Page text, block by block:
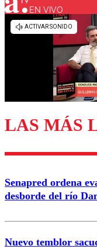
Los
EN VIVO
LAS MÁS
Senapred ordena
desborde del río
Nuevo temblor